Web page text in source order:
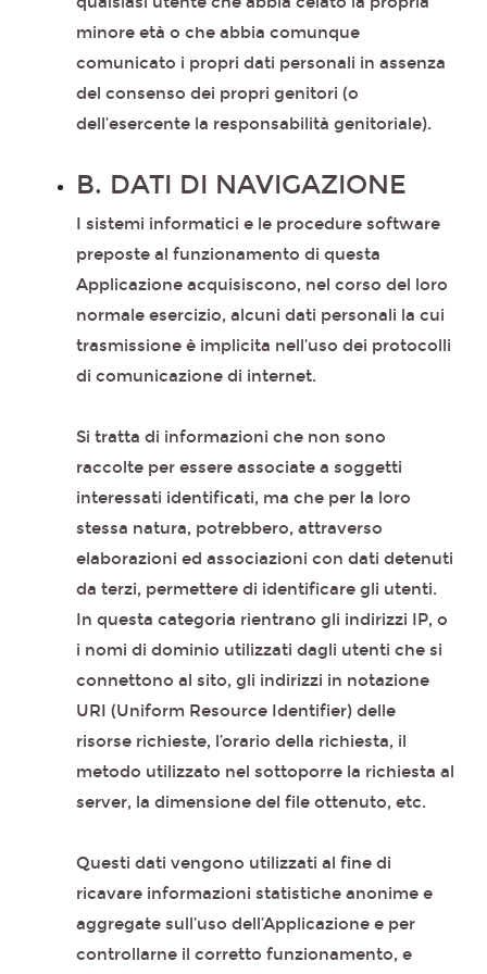
minore età o che abbia comunque
comunicato i propri dati personali in assenza
del consenso dei propri genitori (o
dell’esercente la responsabilità genitoriale).
B. DATI DI NAVIGAZIONE
I sistemi informatici e le procedure software
preposte al funzionamento di questa
Applicazione acquisiscono, nel corso del loro
normale esercizio, alcuni dati personali la cui
trasmissione è implicita nell’uso dei protocolli
di comunicazione di internet.
Si tratta di informazioni che non sono
raccolte per essere associate a soggetti
interessati identificati, ma che per la loro
stessa natura, potrebbero, attraverso
elaborazioni ed associazioni con dati detenuti
da terzi, permettere di identificare gli utenti.
In questa categoria rientrano gli indirizzi IP, o
i nomi di dominio utilizzati dagli utenti che si
connettono al sito, gli indirizzi in notazione
URI (Uniform Resource Identifier) delle
risorse richieste, l’orario della richiesta, il
metodo utilizzato nel sottoporre la richiesta al
server, la dimensione del file ottenuto, etc.
Questi dati vengono utilizzati al fine di
ricavare informazioni statistiche anonime e
aggregate sull’uso dell’Applicazione e per
controllarne il corretto funzionamento, e